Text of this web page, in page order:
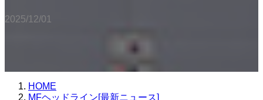
2025/12/01
HOME
MFヘッドライン[最新ニュース]